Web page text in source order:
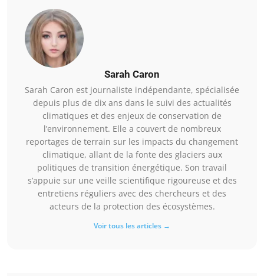
Sarah Caron
Sarah Caron est journaliste indépendante, spécialisée
depuis plus de dix ans dans le suivi des actualités
climatiques et des enjeux de conservation de
l’environnement. Elle a couvert de nombreux
reportages de terrain sur les impacts du changement
climatique, allant de la fonte des glaciers aux
politiques de transition énergétique. Son travail
s’appuie sur une veille scientifique rigoureuse et des
entretiens réguliers avec des chercheurs et des
acteurs de la protection des écosystèmes.
Voir tous les articles →